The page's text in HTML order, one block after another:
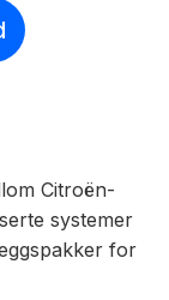
Citroën-
systemer
for